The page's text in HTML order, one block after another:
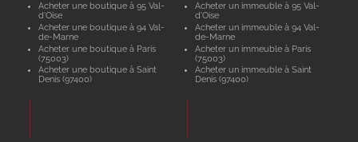
Acheter une boutique à 95 Val-
d'Oise
Acheter une boutique à 94 Val-
de-Marne
Acheter une boutique à Paris
(75003)
Acheter une boutique à Saint
Denis (97400)
Acheter un immeuble à 95 Val-
d'Oise
Acheter un immeuble à 94 Val-
de-Marne
Acheter un immeuble à Paris
(75003)
Acheter un immeuble à Saint
Denis (97400)